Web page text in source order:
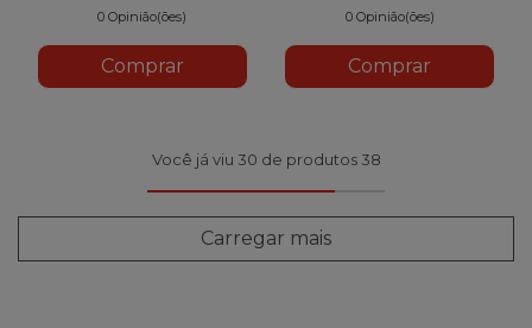
0 Opinião(ões)
Comprar
0 Opinião(ões)
Comprar
Você já viu 30 de produtos 38
Carregar mais